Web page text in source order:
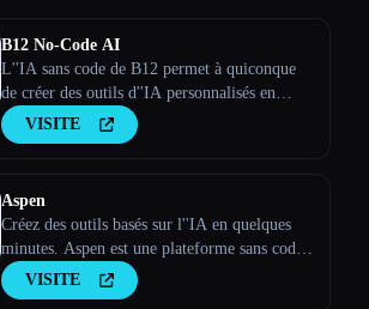
B12 No-Code AI
L''IA sans code de B12 permet à quiconque
de créer des outils d''IA personnalisés en
quelques minutes. Passez de l''utilisation de
l''IA à la création de votre propre outil d''IA
VISITE
Aspen
Créez des outils basés sur l''IA en quelques
minutes. Aspen est une plateforme sans code
qui permet de créer des applications Web
basées sur l''IA.
VISITE